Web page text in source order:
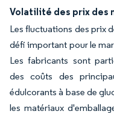
Volatilité des prix des
Les fluctuations des prix
défi important pour le
Les fabricants sont
des coûts des
édulcorants à base de
les matériaux